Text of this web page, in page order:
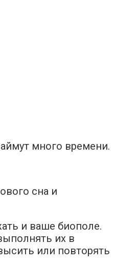
много времени.
сна и
и ваше биополе.
их в
или повторять